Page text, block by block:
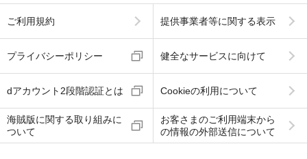
ご利用規約 提供事業者等に関する表示
プライバシーポリシー 健全なサービスに向けて
dアカウント2段階認証とは Cookieの利用について
海賊版に関する取り組みに
ついて
お客さまのご利用端末から
の情報の外部送信について